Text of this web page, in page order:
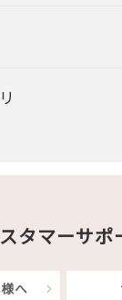
タマーサポ
へ